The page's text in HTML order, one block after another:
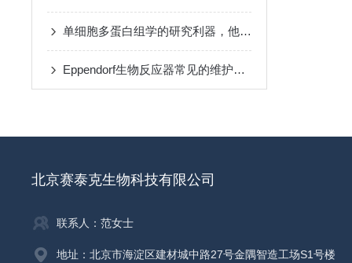
单细胞多蛋白组学的研究利器，他来了
Eppendorf生物反应器常见的维护和保养步骤
北京赛泰克生物科技有限公司
联系人：范女士
地址：北京市海淀区建材城中路27号金隅智造工场S1号楼